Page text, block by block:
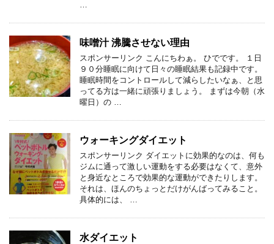
…
味噌汁 沸騰させない理由
スポンサーリンク こんにちわぁ。 ひでです。 １日
９０分睡眠に向けて日々の睡眠結果も記録中です。
睡眠時間をコントロールして減らしたいなぁ、と思
ってる方は一緒に頑張りましょう。 まずは今朝（水
曜日）の …
ウォーキングダイエット
スポンサーリンク ダイエットに効果的なのは、何も
ジムに通って激しい運動をする必要はなくて、意外
と身近なところで効果的な運動ができたりします。
それは、ほんのちょっとだけがんばってみること。
具体的には、 …
水ダイエット